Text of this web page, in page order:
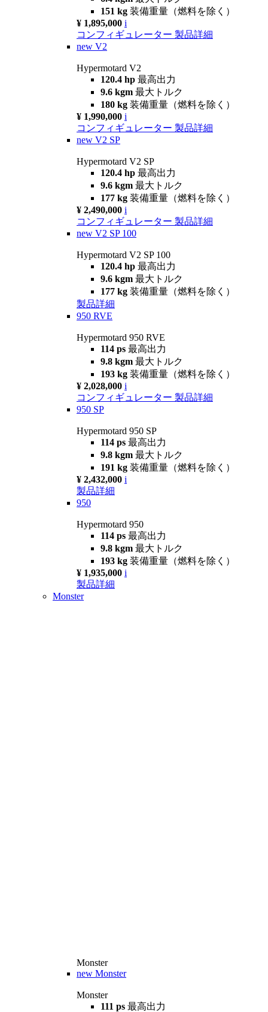
151 kg 装備重量（燃料を除く）
¥ 1,895,000 i
コンフィギュレーター 製品詳細
new V2
Hypermotard V2
120.4 hp 最高出力
9.6 kgm 最大トルク
180 kg 装備重量（燃料を除く）
¥ 1,990,000 i
コンフィギュレーター 製品詳細
new V2 SP
Hypermotard V2 SP
120.4 hp 最高出力
9.6 kgm 最大トルク
177 kg 装備重量（燃料を除く）
¥ 2,490,000 i
コンフィギュレーター 製品詳細
new V2 SP 100
Hypermotard V2 SP 100
120.4 hp 最高出力
9.6 kgm 最大トルク
177 kg 装備重量（燃料を除く）
製品詳細
950 RVE
Hypermotard 950 RVE
114 ps 最高出力
9.8 kgm 最大トルク
193 kg 装備重量（燃料を除く）
¥ 2,028,000 i
コンフィギュレーター 製品詳細
950 SP
Hypermotard 950 SP
114 ps 最高出力
9.8 kgm 最大トルク
191 kg 装備重量（燃料を除く）
¥ 2,432,000 i
製品詳細
950
Hypermotard 950
114 ps 最高出力
9.8 kgm 最大トルク
193 kg 装備重量（燃料を除く）
¥ 1,935,000 i
製品詳細
Monster
Monster
new Monster
Monster
111 ps 最高出力